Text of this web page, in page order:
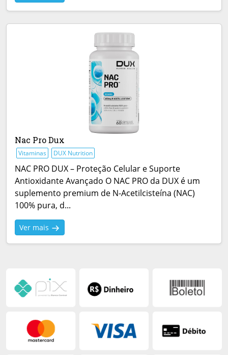
Nac Pro Dux
Vitaminas DUX Nutrition
NAC PRO DUX – Proteção Celular e Suporte
Antioxidante Avançado O NAC PRO da DUX é um
suplemento premium de N-Acetilcisteína (NAC)
100% pura, d...
Ver mais